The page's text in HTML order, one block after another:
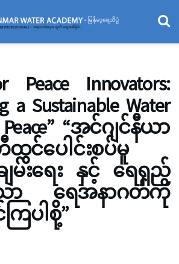
Peace Innovators:
a Sustainable Water
Peace” “အင်ဂျင်နီယာ
င်ပေါင်းစပ်မူ
ချမ်းရေး နှင့် ရေရှည်
ရေအနာဂတ်ကို
ြပါစို့”